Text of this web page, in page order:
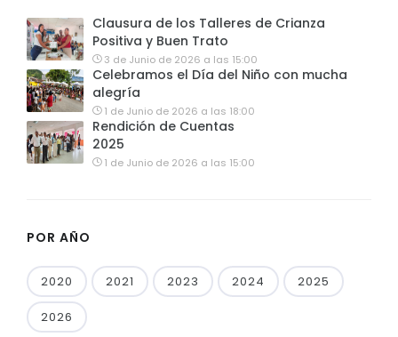
Clausura de los Talleres de Crianza
Positiva y Buen Trato
3 de Junio de 2026 a las 15:00
Celebramos el Día del Niño con mucha
alegría
1 de Junio de 2026 a las 18:00
Rendición de Cuentas
2025
1 de Junio de 2026 a las 15:00
POR AÑO
2020 2021 2023 2024 2025
2026